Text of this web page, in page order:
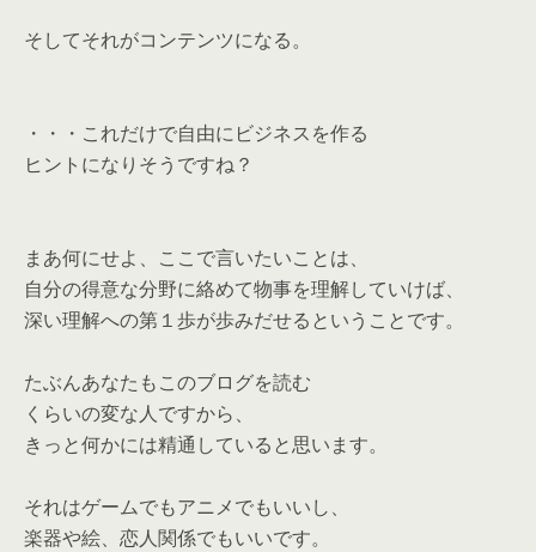
そしてそれがコンテンツになる。
・・・これだけで自由にビジネスを作る
ヒントになりそうですね？
まあ何にせよ、ここで言いたいことは、
自分の得意な分野に絡めて物事を理解していけば、
深い理解への第１歩が歩みだせるということです。
たぶんあなたもこのブログを読む
くらいの変な人ですから、
きっと何かには精通していると思います。
それはゲームでもアニメでもいいし、
楽器や絵、恋人関係でもいいです。